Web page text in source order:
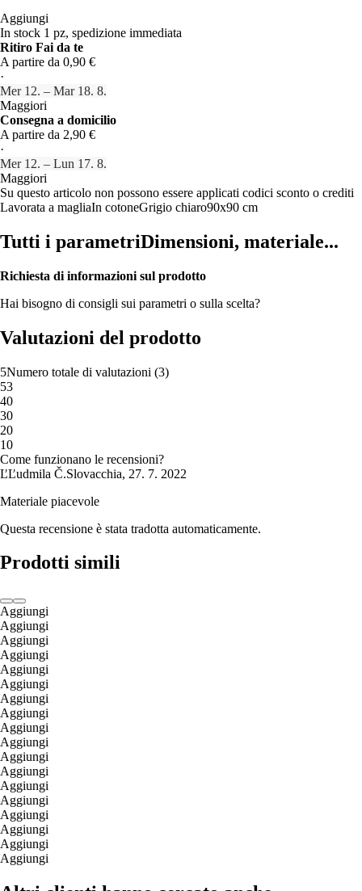
Aggiungi
In stock 1 pz, spedizione immediata
Ritiro Fai da te
A partire da 0,90 €
·
Mer 12. – Mar 18. 8.
Maggiori
Consegna a domicilio
A partire da 2,90 €
·
Mer 12. – Lun 17. 8.
Maggiori
Su questo articolo non possono essere applicati codici sconto o crediti
Lavorata a magliaIn cotoneGrigio chiaro90x90 cm
Tutti i parametriDimensioni, materiale...
Richiesta di informazioni sul prodotto
Hai bisogno di consigli sui parametri o sulla scelta?
Valutazioni del prodotto
5Numero totale di valutazioni (3)
53
40
30
20
10
Come funzionano le recensioni?
ĽĽudmila Č.Slovacchia, 27. 7. 2022
Materiale piacevole
Questa recensione è stata tradotta automaticamente.
Prodotti simili
Aggiungi
Aggiungi
Aggiungi
Aggiungi
Aggiungi
Aggiungi
Aggiungi
Aggiungi
Aggiungi
Aggiungi
Aggiungi
Aggiungi
Aggiungi
Aggiungi
Aggiungi
Aggiungi
Aggiungi
Aggiungi